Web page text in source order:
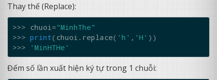
Thay thế (Replace):
>>> chuoi ="MinhThe"
>>> print( chuoi . replace( 'h' , 'H' ))
>>>
'MinHTHe'
Đếm số lần xuất hiện ký tự trong 1 chuỗi: